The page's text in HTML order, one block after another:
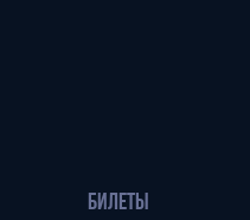
БИЛЕТЫ